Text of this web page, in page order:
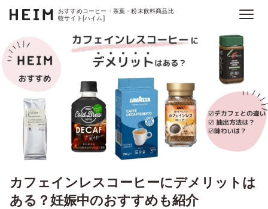
おすすめコーヒー・茶葉・粉末飲料商品比
較サイト[ハイム]
カフェインレスコーヒーにデメリットは
ある？妊娠中のおすすめも紹介